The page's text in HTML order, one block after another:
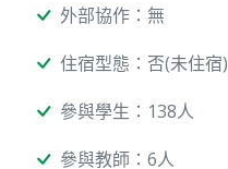
外部協作：無
住宿型態：否(未住宿)
參與學生：138人
參與教師：6人